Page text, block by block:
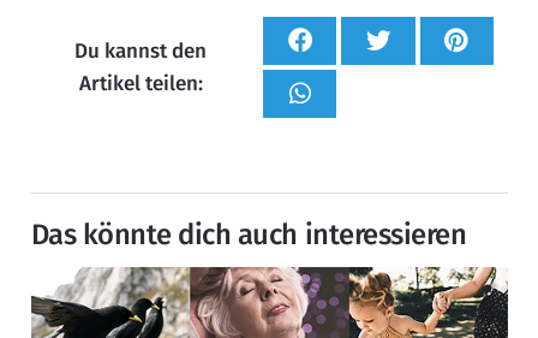
Du kannst den
Artikel teilen:
Das könnte dich auch interessieren